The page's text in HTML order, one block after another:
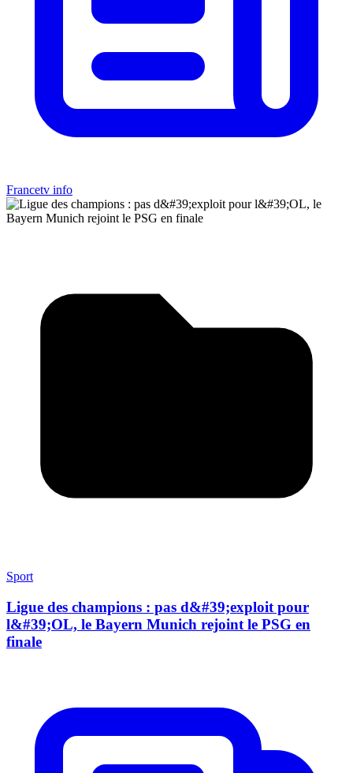
Francetv info
Sport
Ligue des champions : pas d&#39;exploit pour
l&#39;OL, le Bayern Munich rejoint le PSG en
finale